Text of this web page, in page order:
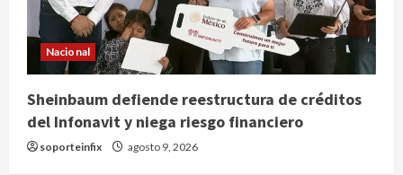
Nacional
Sheinbaum defiende reestructura de créditos
del Infonavit y niega riesgo financiero
soporteinfix agosto 9, 2026